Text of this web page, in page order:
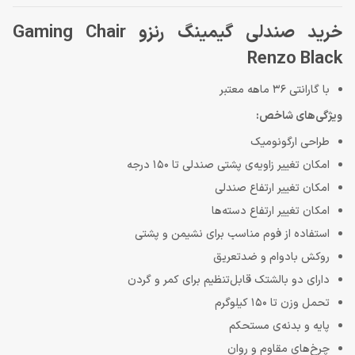
خرید صندلی گیمینگ رنزو Gaming Chair
Renzo Black
با گارانتی 36 ماهه معتبر
ویژگی‌های شاخص:
طراحی ارگونومیک
امکان تغییر زاویه‌ی پشتی صندلی تا 150 درجه
امکان تغییر ارتفاع صندلی
امکان تغییر ارتفاع دسته‌ها
استفاده از فوم مناسب برای نشیمن و پشتی
روکش بادوام و ضدتعریق
دارای دو بالشتک قابل‌تنظیم برای کمر و گردن
تحمل وزن تا 150 کیلوگرم
پایه و بدنه‌ی مستحکم
چرخ‌های مقاوم و روان